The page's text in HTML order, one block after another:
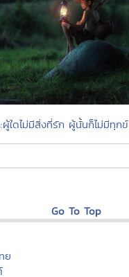
ใดไม่มีสิ่งที่รัก ผู้นั้นก็ไม่มีทุกข์
Go To Top
ย